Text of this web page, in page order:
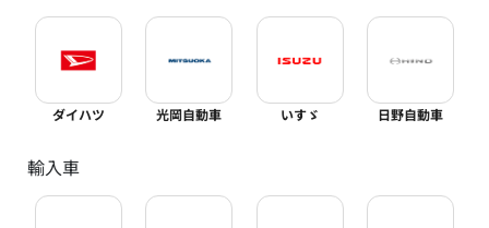
ダイハツ 光岡自動車 いすゞ 日野自動車
輸入車